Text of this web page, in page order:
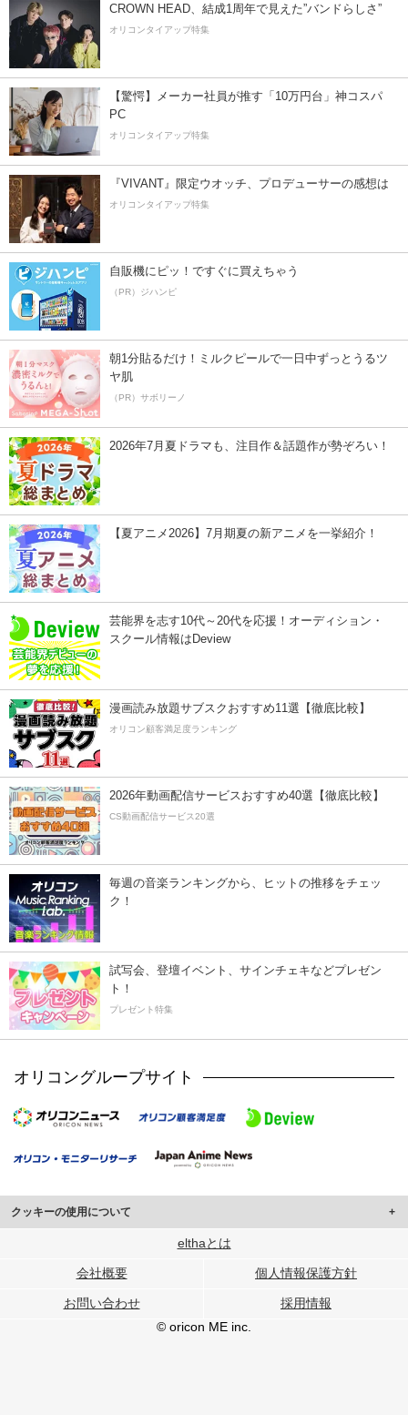
CROWN HEAD、結成1周年で見えた”バンドらしさ”
オリコンタイアップ特集
【驚愕】メーカー社員が推す「10万円台」神コスパ
PC
オリコンタイアップ特集
『VIVANT』限定ウオッチ、プロデューサーの感想は
オリコンタイアップ特集
自販機にピッ！ですぐに買えちゃう
（PR）ジハンピ
朝1分貼るだけ！ミルクピールで一日中ずっとうるツ
ヤ肌
（PR）サボリーノ
2026年7月夏ドラマも、注目作＆話題作が勢ぞろい！
【夏アニメ2026】7月期夏の新アニメを一挙紹介！
芸能界を志す10代～20代を応援！オーディション・
スクール情報はDeview
漫画読み放題サブスクおすすめ11選【徹底比較】
オリコン顧客満足度ランキング
2026年動画配信サービスおすすめ40選【徹底比較】
CS動画配信サービス20選
毎週の音楽ランキングから、ヒットの推移をチェッ
ク！
試写会、登壇イベント、サインチェキなどプレゼン
ト！
プレゼント特集
オリコングループサイト
クッキーの使用について
このサイトでは Cookie を使用して、ユーザーに合わせたコンテンツや広告の
行っています。
メディアや広告配信、データ解析の各パートナーに提供しています。
ユーザーが各パートナーのサービスを使用したときに収集した他の情報を組み
elthaとは
会社概要 個人情報保護方針
お問い合わせ
採用情報
© oricon ME inc.